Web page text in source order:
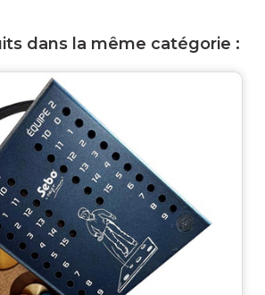
dans la même catégorie :